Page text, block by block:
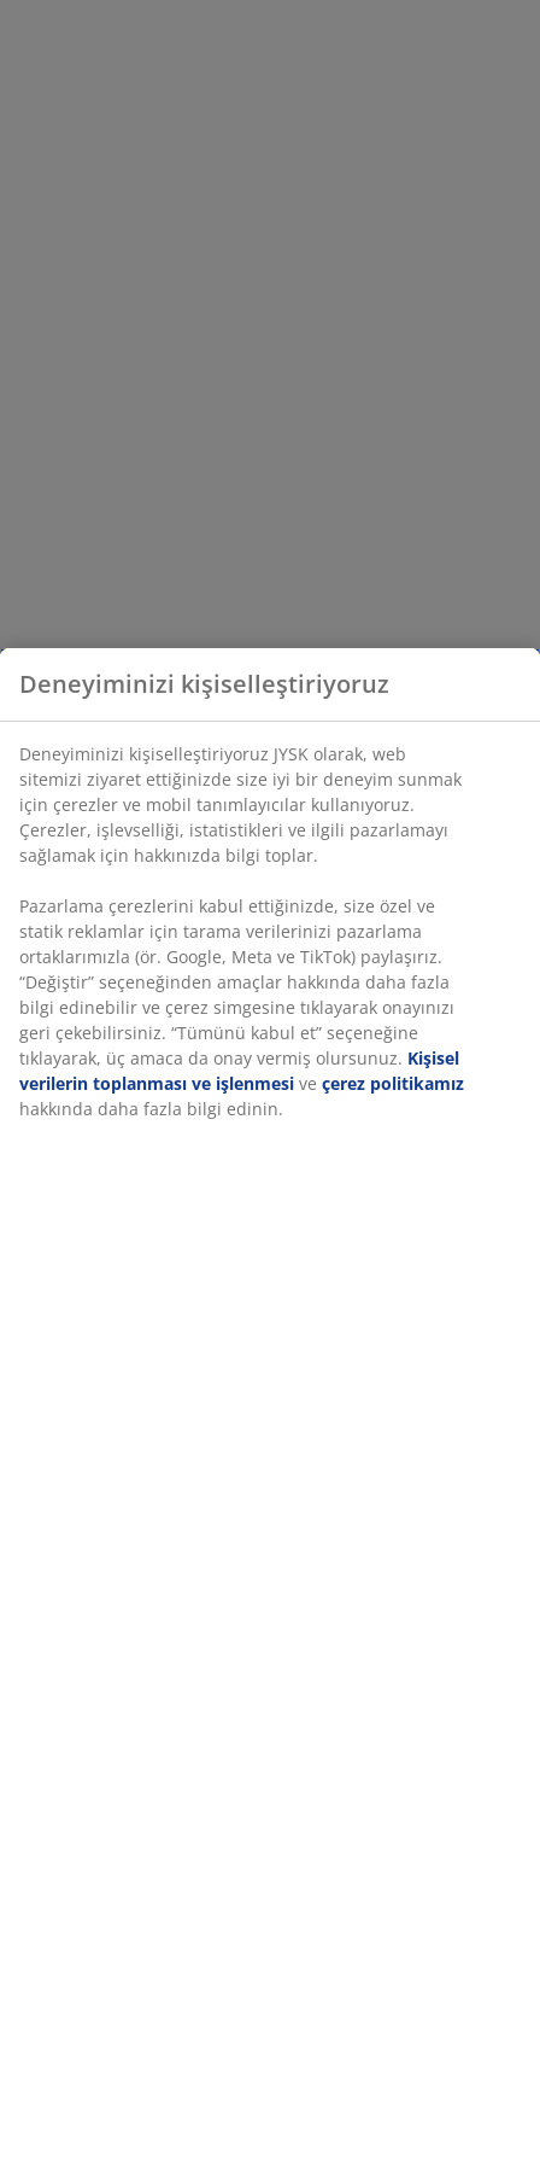
Deneyiminizi kişiselleştiriyoruz
Deneyiminizi kişiselleştiriyoruz JYSK olarak, web
sitemizi ziyaret ettiğinizde size iyi bir deneyim sunmak
için çerezler ve mobil tanımlayıcılar kullanıyoruz.
Çerezler, işlevselliği, istatistikleri ve ilgili pazarlamayı
sağlamak için hakkınızda bilgi toplar.
Pazarlama çerezlerini kabul ettiğinizde, size özel ve
statik reklamlar için tarama verilerinizi pazarlama
ortaklarımızla (ör. Google, Meta ve TikTok) paylaşırız.
“Değiştir” seçeneğinden amaçlar hakkında daha fazla
bilgi edinebilir ve çerez simgesine tıklayarak onayınızı
geri çekebilirsiniz. “Tümünü kabul et” seçeneğine
tıklayarak, üç amaca da onay vermiş olursunuz. Kişisel
verilerin toplanması ve işlenmesi ve çerez politikamız
hakkında daha fazla bilgi edinin.